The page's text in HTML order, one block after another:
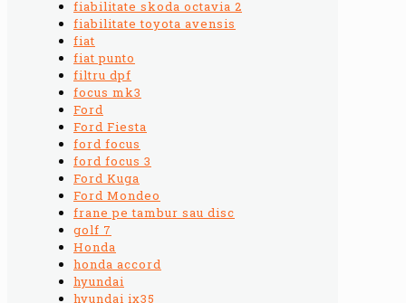
fiabilitate skoda octavia 2
fiabilitate toyota avensis
fiat
fiat punto
filtru dpf
focus mk3
Ford
Ford Fiesta
ford focus
ford focus 3
Ford Kuga
Ford Mondeo
frane pe tambur sau disc
golf 7
Honda
honda accord
hyundai
hyundai ix35